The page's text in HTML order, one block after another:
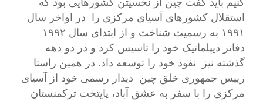
كنيم بايد گفت چین از نخسيتن کشورهایی بود که
استقلال کشورهای آسیای مرکزی را در اواخر سال
۱۹۹۱ به رسمیت شناخت و از ابتدای سال ۱۹۹۲
دفاتر دیپلماتیک خود را تاسیس کرد و در دو دهه
گذشته نیز نفوذ خود را توسعه داد. در همين راستا
رییس جمهوری خلق چین دیدار رسمی خود از آسیای
مرکزی را با سفر به عشق آباد، پایتخت ترکمنستان